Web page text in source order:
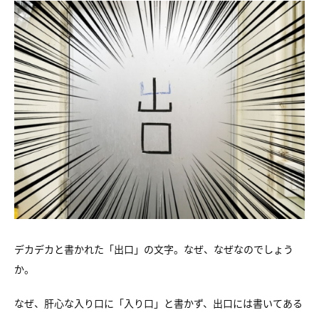
デカデカと書かれた「出口」の文字。なぜ、なぜなのでしょう
か。
なぜ、肝心な入り口に「入り口」と書かず、出口には書いてある